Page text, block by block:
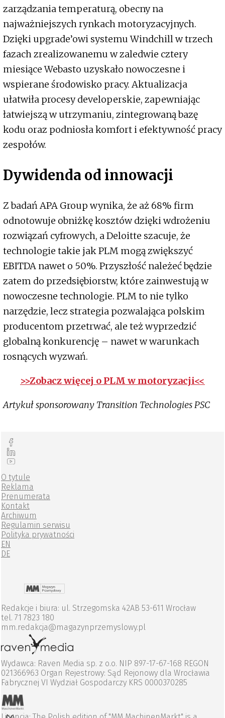
zarządzania temperaturą, obecny na
najważniejszych rynkach motoryzacyjnych.
Dzięki upgrade’owi systemu Windchill w trzech
fazach zrealizowanemu w zaledwie cztery
miesiące Webasto uzyskało nowoczesne i
wspierane środowisko pracy. Aktualizacja
ułatwiła procesy developerskie, zapewniając
łatwiejszą w utrzymaniu, zintegrowaną bazę
kodu oraz podniosła komfort i efektywność pracy
zespołów.
Dywidenda od innowacji
Z badań APA Group wynika, że aż 68% firm
odnotowuje obniżkę kosztów dzięki wdrożeniu
rozwiązań cyfrowych, a Deloitte szacuje, że
technologie takie jak PLM mogą zwiększyć
EBITDA nawet o 50%. Przyszłość należeć będzie
zatem do przedsiębiorstw, które zainwestują w
nowoczesne technologie. PLM to nie tylko
narzędzie, lecz strategia pozwalająca polskim
producentom przetrwać, ale też wyprzedzić
globalną konkurencję – nawet w warunkach
rosnących wyzwań.
>>Zobacz więcej o PLM w motoryzacji<<
Artykuł sponsorowany Transition Technologies PSC
O tytule
Reklama
Prenumerata
Kontakt
Archiwum
Regulamin serwisu
Polityka prywatności
EN
DE
Redakcje i biura: ul. Strzegomska 42AB 53-611 Wrocław
tel. 71 7823 180
mm.redakcja@magazynprzemyslowy.pl
Wydawca: Raven Media sp. z o.o. NIP 897-17-67-168 REGON
021366963 Organ Rejestrowy: Sąd Rejonowy dla Wrocławia
Fabrycznej VI Wydział Gospodarczy KRS 0000370285